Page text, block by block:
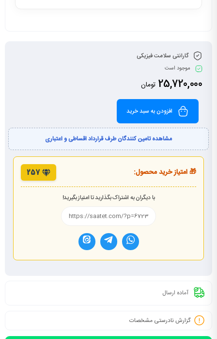
گارانتی سلامت فیزیکی
موجود است
25,720,000 تومان
افزودن به سبد خرید
مشاهده تامین کنندگان طرف قرارداد اقساطی و اعتباری
🎁 امتیاز خرید محصول: 257
با دیگران به اشتراک بگذارید تا امتیاز بگیرید!
آماده ارسال
گزارش نادرستی مشخصات